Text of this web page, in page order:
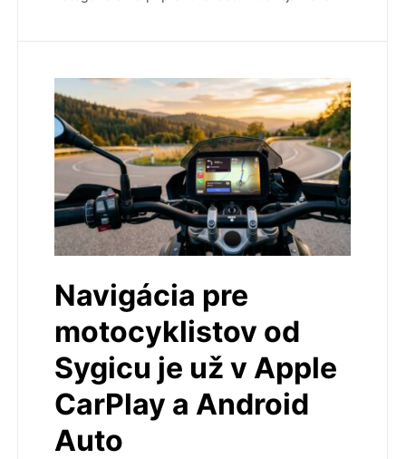
Navigácia pre
motocyklistov od
Sygicu je už v Apple
CarPlay a Android
Auto